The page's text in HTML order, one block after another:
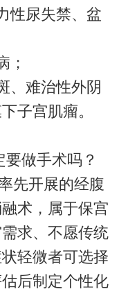
性尿失禁、盆
；
、难治性外阴
子宫肌瘤。
做手术吗？
先开展的经腹
术，属于保宫
求、不愿传统
轻微者可选择
后制定个性化